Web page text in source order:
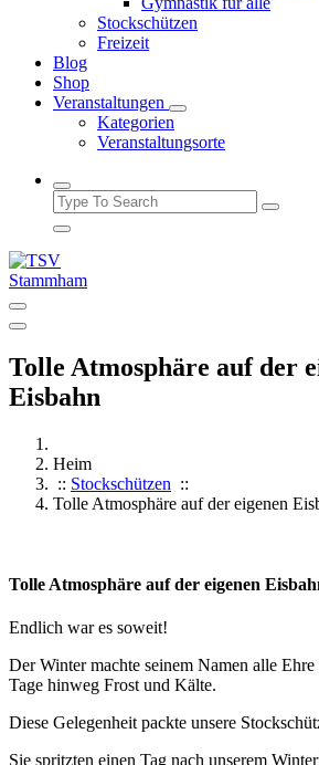
Stockschützen
Freizeit
Blog
Shop
Veranstaltungen
Kategorien
Veranstaltungsorte
Tolle Atmosphäre auf der
Eisbahn
Heim
:: Stockschützen ::
Tolle Atmosphäre auf der eigenen
Tolle Atmosphäre auf der eigenen
Endlich war es soweit!
Der Winter machte seinem Namen alle Ehre
Tage hinweg Frost und Kälte.
Diese Gelegenheit packte unsere
Sie spritzten einen Tag nach unserem